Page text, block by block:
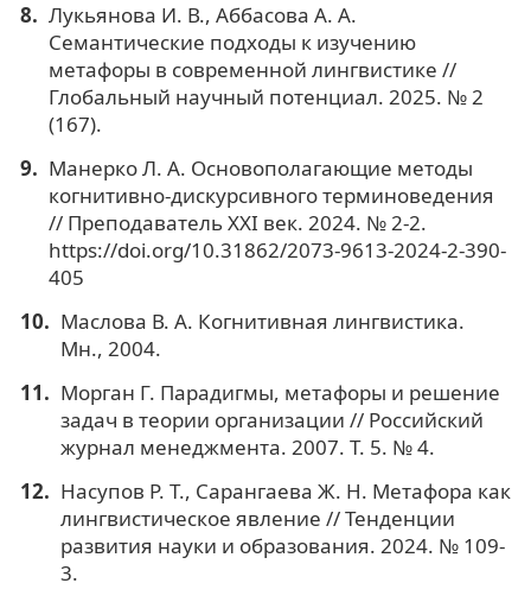
Лукьянова И. В., Аббасова А. А.
Семантические подходы к изучению
метафоры в современной лингвистике //
Глобальный научный потенциал. 2025. № 2
(167).
Манерко Л. А. Основополагающие методы
когнитивно-дискурсивного терминоведения
// Преподаватель XXI век. 2024. № 2-2.
https://doi.org/10.31862/2073-9613-2024-2-390-
405
Маслова В. А. Когнитивная лингвистика.
Мн., 2004.
Морган Г. Парадигмы, метафоры и решение
задач в теории организации // Российский
журнал менеджмента. 2007. Т. 5. № 4.
Насупов Р. Т., Сарангаева Ж. Н. Метафора как
лингвистическое явление // Тенденции
развития науки и образования. 2024. № 109-
3.